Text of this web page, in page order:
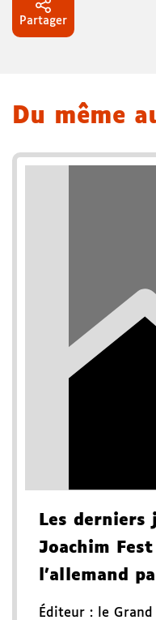
Partager
Du même
Les
Joachim Fest
l'allemand
Éditeur : le